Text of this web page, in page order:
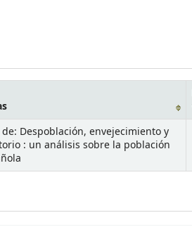
de: Despoblación, envejecimiento y
: un análisis sobre la población